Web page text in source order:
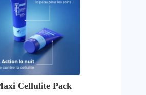
Cellulite Pack